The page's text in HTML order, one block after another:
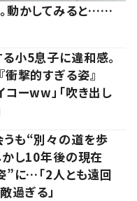
動かしてみると……
小5息子に違和感。
撃的すぎる姿』
ーww」「吹き出し
も“別々の道を歩
かし10年後の現在
に…「2人とも遠回
過ぎる」